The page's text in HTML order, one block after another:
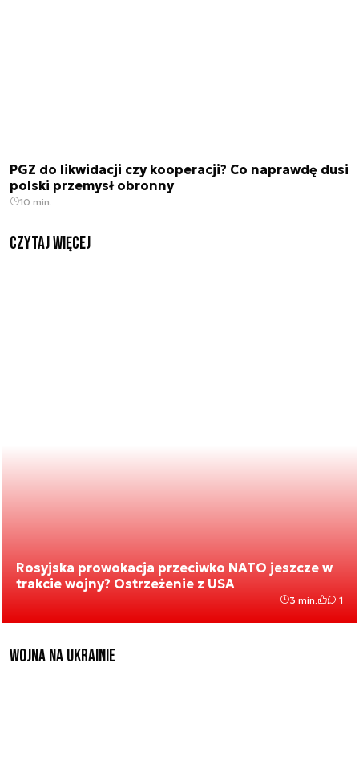
PGZ do likwidacji czy kooperacji? Co naprawdę dusi
polski przemysł obronny
10 min.
czytaj więcej
Rosyjska prowokacja przeciwko NATO jeszcze w
trakcie wojny? Ostrzeżenie z USA
3 min. 1
Wojna na Ukrainie